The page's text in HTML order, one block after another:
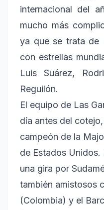
internacional del
mucho más
ya que se trata de
con estrellas
Luis Suárez,
Reguilón.
El equipo de Las
día antes del
campeón de la
de Estados Unidos.
una gira por
también amistosos
(Colombia) y el